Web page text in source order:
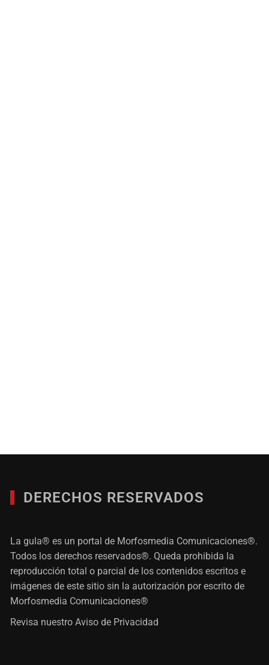
DERECHOS RESERVADOS
La gula® es un portal de Morfosmedia Comunicaciones®.
Todos los derechos reservados®. Queda prohibida la
reproducción total o parcial de los contenidos escritos e
imágenes de este sitio sin la autorización por escrito de
Morfosmedia Comunicaciones®
Revisa nuestroAviso de Privacidad